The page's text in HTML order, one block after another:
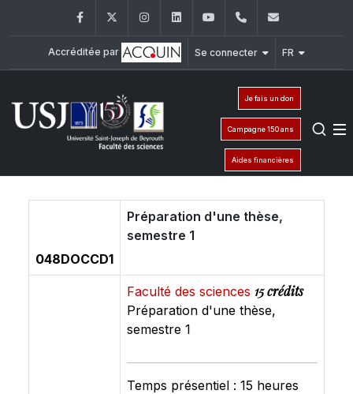
FacebookTwitter InstagramLinkedInYouTube+961 (1) 421 368
Accréditée par Se connecter FR
Je fais un don
Campagne 150 ans
Aides financières
048DOCCD1
Préparation d'une thèse,
semestre 1
Faculté des sciences 15 crédits
Préparation d'une thèse,
semestre 1
Temps présentiel : 15 heures